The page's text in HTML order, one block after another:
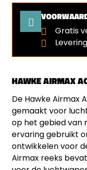
HAWKE AIRMAX
De Hawke Airmax
gemaakt voor
op het gebied van
ervaring gebruikt
ontwikkelen voor
Airmax reeks
Gratis